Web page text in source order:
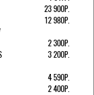
23 900Р.
12 980Р.
2 300Р.
3 200Р.
4 590Р.
2 400Р.